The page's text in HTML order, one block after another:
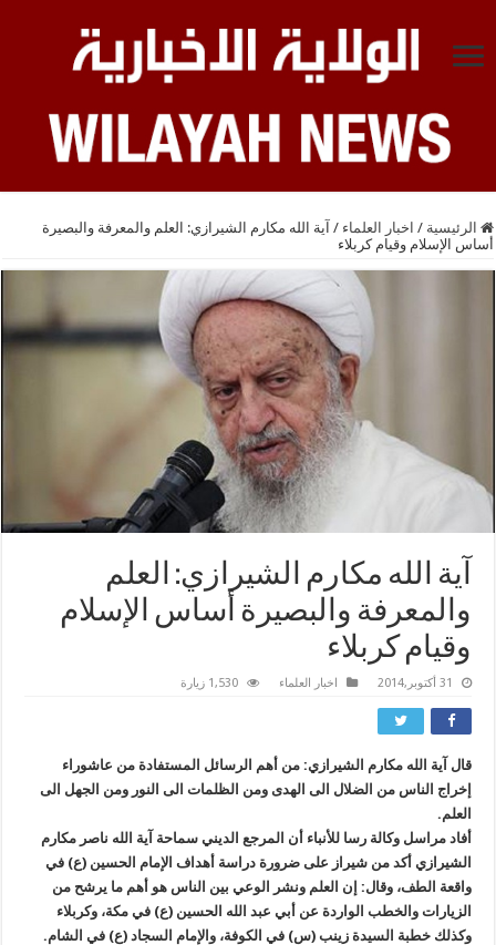
الرئيسية / اخبار العلماء / آية الله مكارم الشيرازي: العلم والمعرفة والبصيرة
أساس الإسلام وقيام كربلاء
آية الله مكارم الشيرازي: العلم
والمعرفة والبصيرة أساس الإسلام
وقيام كربلاء
31 أكتوبر,2014 اخبار العلماء 1,530 زيارة
قال آية الله مكارم الشيرازي: من أهم الرسائل المستفادة من عاشوراء
إخراج الناس من الضلال الى الهدى ومن الظلمات الى النور ومن الجهل الى
العلم.
أفاد مراسل وكالة رسا للأنباء أن المرجع الديني سماحة آية الله ناصر مكارم
الشيرازي أكد من شيراز على ضرورة دراسة أهداف الإمام الحسين (ع) في
واقعة الطف، وقال: إن العلم ونشر الوعي بين الناس هو أهم ما يرشح من
الزيارات والخطب الواردة عن أبي عبد الله الحسين (ع) في مكة، وكربلاء
وكذلك خطبة السيدة زينب (س) في الكوفة، والإمام السجاد (ع) في الشام.